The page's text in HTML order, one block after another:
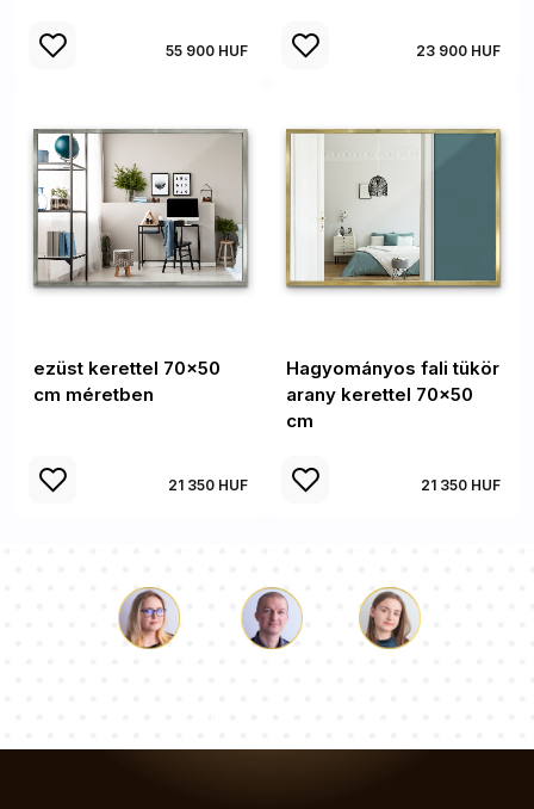
55 900 HUF 23 900 HUF
ezüst kerettel 70x50
cm méretben
21 350 HUF
Hagyományos fali tükör
arany kerettel 70x50
cm
21 350 HUF